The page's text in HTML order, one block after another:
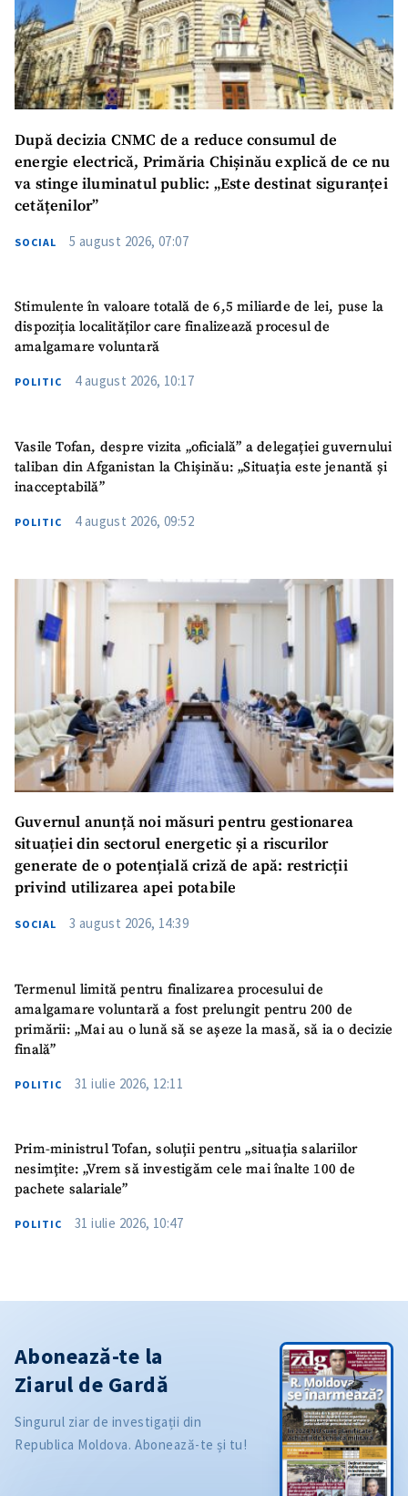
SUSȚINE
După decizia CNMC de a reduce consumul de
energie electrică, Primăria Chișinău explică de ce nu
va stinge iluminatul public: „Este destinat siguranței
cetățenilor”
SOCIAL 5 august 2026, 07:07
Stimulente în valoare totală de 6,5 miliarde de lei, puse la
dispoziția localităților care finalizează procesul de
amalgamare voluntară
POLITIC 4 august 2026, 10:17
Vasile Tofan, despre vizita „oficială” a delegației guvernului
taliban din Afganistan la Chișinău: „Situația este jenantă și
inacceptabilă”
POLITIC 4 august 2026, 09:52
Guvernul anunță noi măsuri pentru gestionarea
situației din sectorul energetic și a riscurilor
generate de o potențială criză de apă: restricții
privind utilizarea apei potabile
SOCIAL 3 august 2026, 14:39
Termenul limită pentru finalizarea procesului de
amalgamare voluntară a fost prelungit pentru 200 de
primării: „Mai au o lună să se așeze la masă, să ia o decizie
finală”
POLITIC 31 iulie 2026, 12:11
Prim-ministrul Tofan, soluții pentru „situația salariilor
nesimțite: „Vrem să investigăm cele mai înalte 100 de
pachete salariale”
POLITIC 31 iulie 2026, 10:47
Abonează-te la
Ziarul de Gardă
Singurul ziar de investigații din
Republica Moldova. Abonează-te și tu!
Link media
+ Link media
Mesajul știrei
+ Mesajul știrei
CONTACT SURSĂ
Sursă anonimă
Telefon
+ Telefon personal
Am citit și sunt de
politica de
TRIMITE ȘTIREA